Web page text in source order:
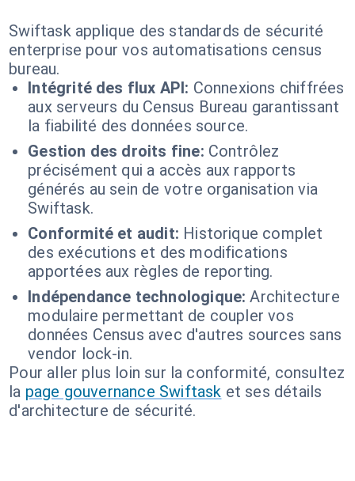
Swiftask applique des standards de sécurité
enterprise pour vos automatisations census
bureau.
Intégrité des flux API: Connexions chiffrées
aux serveurs du Census Bureau garantissant
la fiabilité des données source.
Gestion des droits fine: Contrôlez
précisément qui a accès aux rapports
générés au sein de votre organisation via
Swiftask.
Conformité et audit: Historique complet
des exécutions et des modifications
apportées aux règles de reporting.
Indépendance technologique: Architecture
modulaire permettant de coupler vos
données Census avec d'autres sources sans
vendor lock-in.
Pour aller plus loin sur la conformité, consultez
la page gouvernance Swiftask et ses détails
d'architecture de sécurité.